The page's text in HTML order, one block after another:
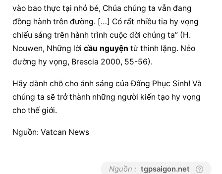
vào bao thực tại nhỏ bé, Chúa chúng ta vẫn đang
đồng hành trên đường. […] Có rất nhiều tia hy vọng
chiếu sáng trên hành trình cuộc đời chúng ta” (H.
Nouwen, Những lời cầu nguyện từ thinh lặng. Nẻo
đường hy vọng, Brescia 2000, 55-56).
Hãy dành chỗ cho ánh sáng của Đấng Phục Sinh! Và
chúng ta sẽ trở thành những người kiến tạo hy vọng
cho thế giới.
Nguồn: Vatcan News
Nguồn : tgpsaigon.net